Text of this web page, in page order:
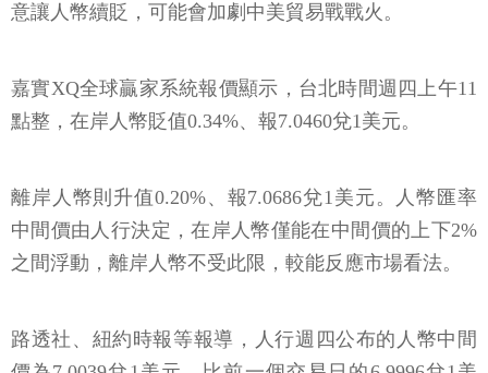
意讓人幣續貶，可能會加劇中美貿易戰戰火。
嘉實XQ全球贏家系統報價顯示，台北時間週四上午11
點整，在岸人幣貶值0.34%、報7.0460兌1美元。
離岸人幣則升值0.20%、報7.0686兌1美元。人幣匯率
中間價由人行決定，在岸人幣僅能在中間價的上下2%
之間浮動，離岸人幣不受此限，較能反應市場看法。
路透社、紐約時報等報導，人行週四公布的人幣中間